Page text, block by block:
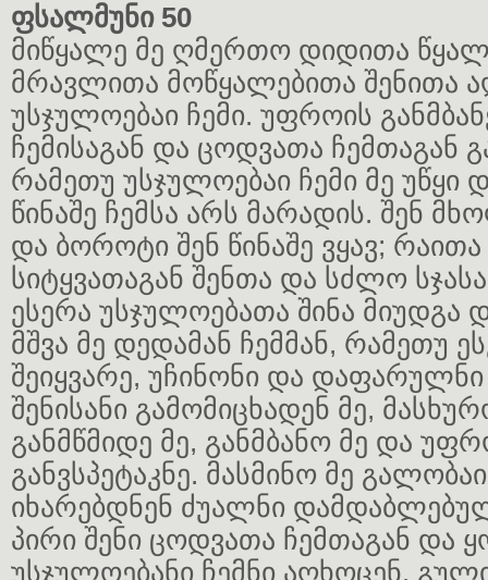
ფსალმუნი 50
მიწყალე მე ღმერთო დიდითა
მრავლითა მოწყალებითა შენითა
უსჯულოებაი ჩემი. უფროის
ჩემისაგან და ცოდვათა ჩემთაგან
რამეთუ უსჯულოებაი ჩემი მე უწყი
წინაშე ჩემსა არს მარადის. შენ
და ბოროტი შენ წინაშე ვყავ;
სიტყვათაგან შენთა და სძლო
ესერა უსჯულოებათა შინა მიუდგა
მშვა მე დედამან ჩემმან, რამეთუ
შეიყვარე, უჩინონი და დაფარულნი
შენისანი გამომიცხადენ მე,
განმწმიდე მე, განმბანო მე და
განვსპეტაკნე. მასმინო მე
იხარებდნენ ძუალნი
პირი შენი ცოდვათა ჩემთაგან და
უსჯულოებანი ჩემნი აღხოცენ.